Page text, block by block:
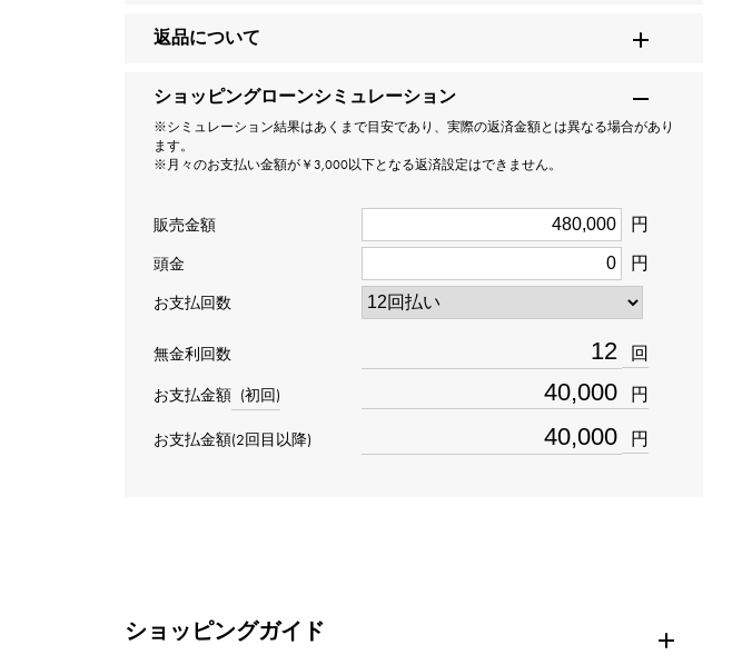
返品について
ショッピングローンシミュレーション
※シミュレーション結果はあくまで目安であり、実際の返済金額とは異なる場合があり
ます。
※月々のお支払い金額が￥3,000以下となる返済設定はできません。
販売金額 円
頭金 円
お支払回数
無金利回数 回
お支払金額 (初回) 円
お支払金額(2回目以降) 円
ショッピングガイド